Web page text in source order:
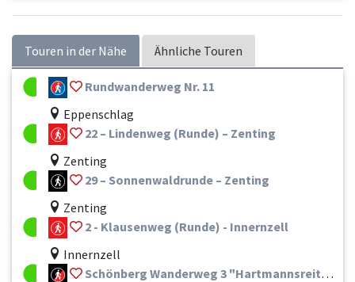
Touren in der Nähe Ähnliche Touren
Rundwanderweg Nr. 11
Eppenschlag
22 – Lindenweg (Runde) – Zenting
Zenting
29 – Sonnenwaldrunde – Zenting
Zenting
2 - Klausenweg (Runde) - Innernzell
Innernzell
Schönberg Wanderweg 3 "Hartmannsreiter Stausee"